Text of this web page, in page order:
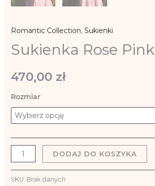
Romantic Collection, Sukienki
Sukienka Rose Pink
470,00 zł
Rozmiar
DODAJ DO KOSZYKA
SKU: Brak danych